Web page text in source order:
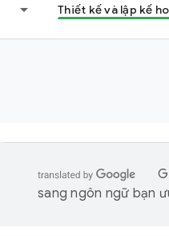
Thiết kế và lập kế
sang ngôn ngữ bạn